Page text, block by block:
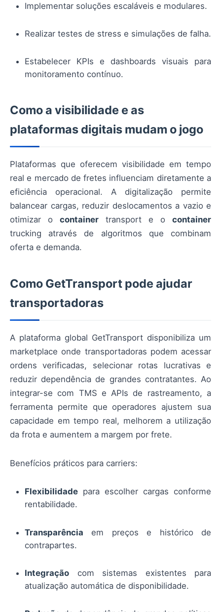
Implementar soluções escaláveis e modulares.
Realizar testes de stress e simulações de falha.
Estabelecer KPIs e dashboards visuais para
monitoramento contínuo.
Como a visibilidade e as
plataformas digitais mudam o jogo
Plataformas que oferecem visibilidade em tempo
real e mercado de fretes influenciam diretamente a
eficiência operacional. A digitalização permite
balancear cargas, reduzir deslocamentos a vazio e
otimizar o container transport e o container
trucking através de algoritmos que combinam
oferta e demanda.
Como GetTransport pode ajudar
transportadoras
A plataforma global GetTransport disponibiliza um
marketplace onde transportadoras podem acessar
ordens verificadas, selecionar rotas lucrativas e
reduzir dependência de grandes contratantes. Ao
integrar-se com TMS e APIs de rastreamento, a
ferramenta permite que operadores ajustem sua
capacidade em tempo real, melhorem a utilização
da frota e aumentem a margem por frete.
Benefícios práticos para carriers:
Flexibilidade para escolher cargas conforme
rentabilidade.
Transparência em preços e histórico de
contrapartes.
Integração com sistemas existentes para
atualização automática de disponibilidade.